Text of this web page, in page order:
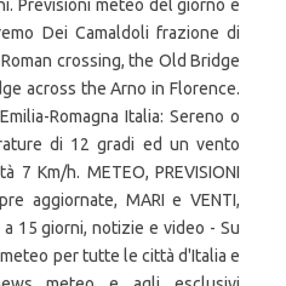
Previsioni meteo del giorno e
Dei Camaldoli frazione di
crossing, the Old Bridge
across the Arno in Florence.
Romagna Italia: Sereno o
di 12 gradi ed un vento
7 Km/h. METEO, PREVISIONI
aggiornate, MARI e VENTI,
15 giorni, notizie e video - Su
per tutte le città d'Italia e